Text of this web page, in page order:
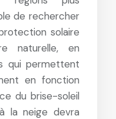
de rechercher
solaire
naturelle, en
qui permettent
en fonction
du brise-soleil
la neige devra